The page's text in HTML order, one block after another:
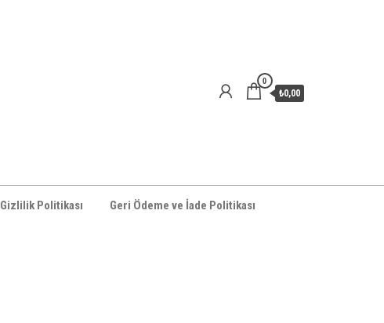
0
₺0,00
Gizlilik Politikası Geri Ödeme ve İade Politikası